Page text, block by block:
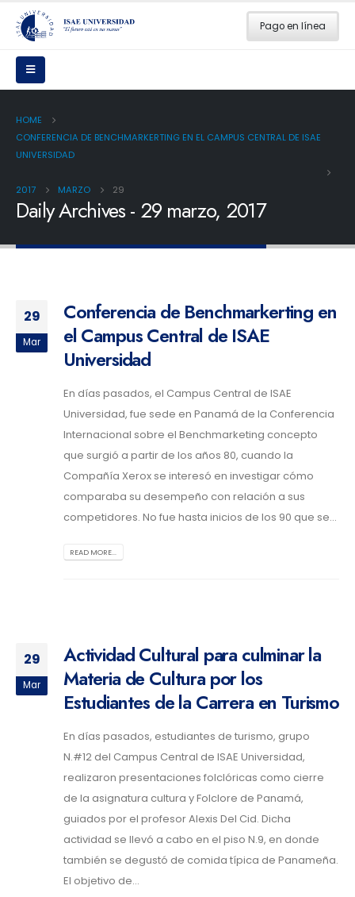
Pago en línea
HOME
CONFERENCIA DE BENCHMARKERTING EN EL CAMPUS CENTRAL DE ISAE
UNIVERSIDAD
2017 MARZO 29
Daily Archives - 29 marzo, 2017
29
Mar
Conferencia de Benchmarkerting en
el Campus Central de ISAE
Universidad
En días pasados, el Campus Central de ISAE
Universidad, fue sede en Panamá de la Conferencia
Internacional sobre el Benchmarketing concepto
que surgió a partir de los años 80, cuando la
Compañía Xerox se interesó en investigar cómo
comparaba su desempeño con relación a sus
competidores. No fue hasta inicios de los 90 que se...
READ MORE...
29
Mar
Actividad Cultural para culminar la
Materia de Cultura por los
Estudiantes de la Carrera en Turismo
En días pasados, estudiantes de turismo, grupo
N.#12 del Campus Central de ISAE Universidad,
realizaron presentaciones folclóricas como cierre
de la asignatura cultura y Folclore de Panamá,
guiados por el profesor Alexis Del Cid. Dicha
actividad se llevó a cabo en el piso N.9, en donde
también se degustó de comida típica de Panameña.
El objetivo de...